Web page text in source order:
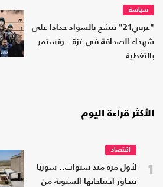
سياسة
"عربي21" تتشح بالسواد حدادا على
شهداء الصحافة في غزة.. وتستمر
بالتغطية
الأكثر قراءة اليوم
1
اقتصاد
لأول مرة منذ سنوات.. سوريا
تتجاوز احتياجاتها السنوية من